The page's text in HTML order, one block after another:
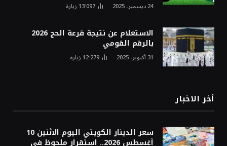
24 ديسمبر، 2025 13٬097 زيارة
الاستعلام عن نتيجة قرعة الحج 2026
بالرقم القومي
31 أكتوبر، 2025 12٬279 زيارة
أخر الاخبار
سعر الدينار الكويتي اليوم الاثنين 10
أغسطس 2026.. استقرار ملحوظ في